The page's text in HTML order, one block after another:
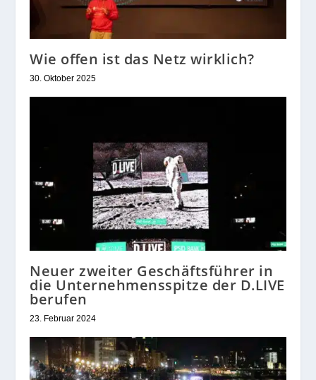
Wie offen ist das Netz wirklich?
30. Oktober 2025
Neuer zweiter Geschäftsführer in
die Unternehmensspitze der D.LIVE
berufen
23. Februar 2024